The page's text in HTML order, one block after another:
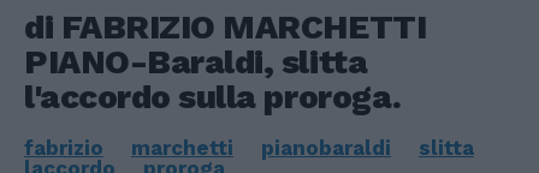
di FABRIZIO MARCHETTI
PIANO-Baraldi, slitta
l'accordo sulla proroga.
fabrizio marchetti pianobaraldi
slitta
laccordo
proroga